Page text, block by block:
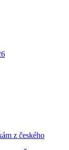
z českého